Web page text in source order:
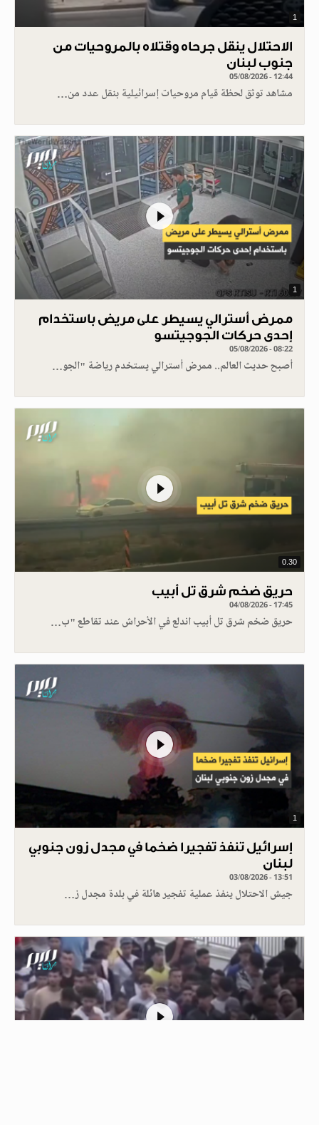
1
الاحتلال ينقل جرحاه وقتلاه بالمروحيات من
جنوب لبنان
05/08/2026 - 12:44
مشاهد توثق لحظة قيام مروحيات إسرائيلية بنقل عدد من…
1
ممرض أسترالي يسيطر على مريض باستخدام
إحدى حركات الجوجيتسو
05/08/2026 - 08:22
أصبح حديث العالم.. ممرض أسترالي يستخدم رياضة "الجو…
0.30
حريق ضخم شرق تل أبيب
04/08/2026 - 17:45
حريق ضخم شرق تل أبيب اندلع في الأحراش عند تقاطع "ب…
1
إسرائيل تنفذ تفجيرا ضخما في مجدل زون جنوبي
لبنان
03/08/2026 - 13:51
جيش الاحتلال ينفذ عملية تفجير هائلة في بلدة مجدل ز…